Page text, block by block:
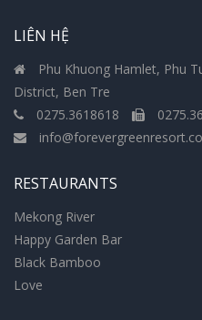
LIÊN HỆ
Phu Khuong Hamlet, Phu
District, Ben Tre
0275.3618618
RESTAURANTS
Mekong River
Happy Garden Bar
Black Bamboo
Love